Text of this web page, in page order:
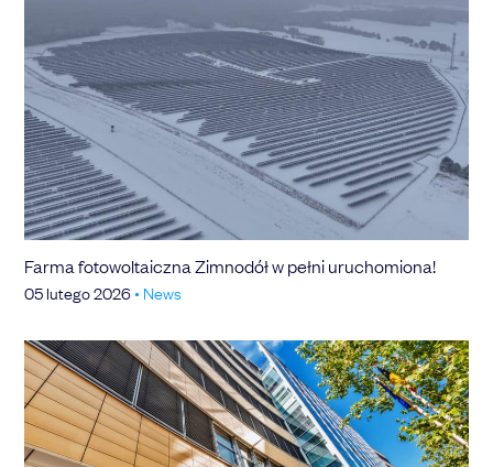
Farma fotowoltaiczna Zimnodół w pełni uruchomiona!
05 lutego 2026• News